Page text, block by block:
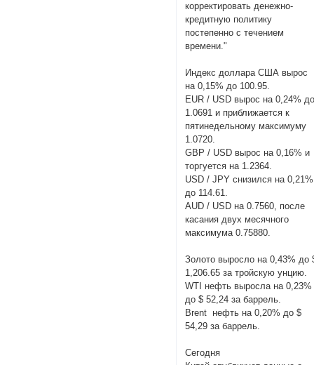
корректировать денежно-
кредитную политику
постепенно с течением
времени."
Индекс доллара США вырос
на 0,15% до 100.95.
EUR / USD вырос на 0,24%
1.0691 и приближается к
пятинедельному максимуму
1.0720.
GBP / USD вырос на 0,16% и
торгуется на 1.2364.
USD / JPY снизился на 0,21%
до 114.61.
AUD / USD на 0.7560, после
касания двух месячного
максимума 0.75880.
Золото выросло на 0,43% до
1,206.65 за тройскую унцию.
WTI нефть выросла на 0,23%
до $ 52,24 за баррель.
Brent нефть на 0,20% до $
54,29 за баррель.
Сегодня